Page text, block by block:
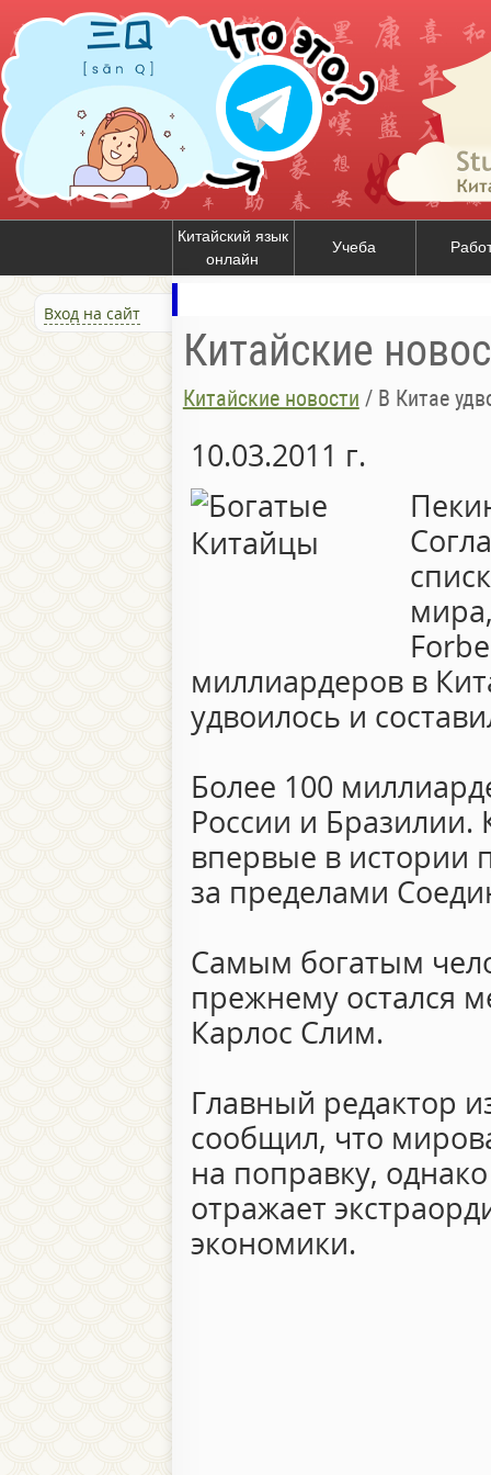
Китайский язык
онлайн
Учеба
Вход на сайт
Китайские
Китайские новости / В Китае
10.03.2011 г.
миллиардеров в
удвоилось и
Более 100
России и Бразилии.
впервые в истории
за пределами
Самым богатым
прежнему остался
Карлос Слим.
Главный редактор
сообщил, что
на поправку,
отражает
экономики.